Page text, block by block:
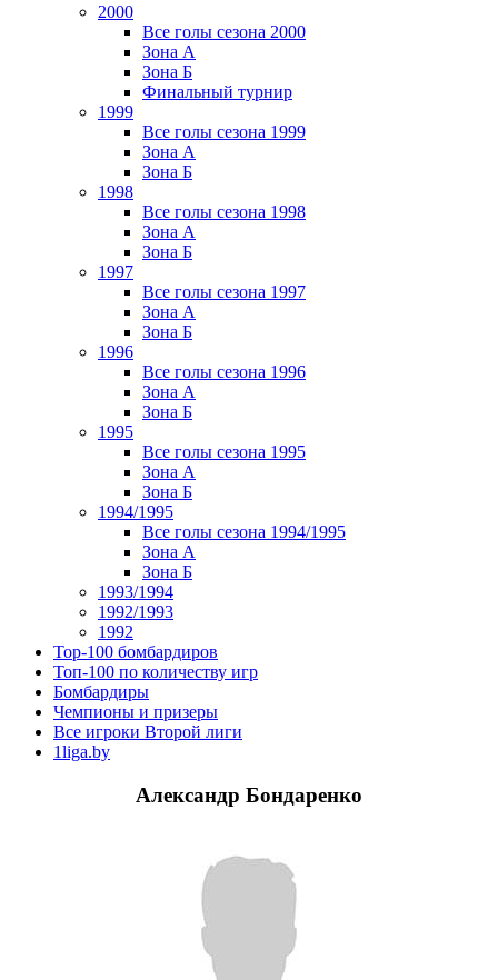
2000
Все голы сезона 2000
Зона А
Зона Б
Финальный турнир
1999
Все голы сезона 1999
Зона А
Зона Б
1998
Все голы сезона 1998
Зона А
Зона Б
1997
Все голы сезона 1997
Зона А
Зона Б
1996
Все голы сезона 1996
Зона А
Зона Б
1995
Все голы сезона 1995
Зона А
Зона Б
1994/1995
Все голы сезона 1994/1995
Зона А
Зона Б
1993/1994
1992/1993
1992
Top-100 бомбардиров
Топ-100 по количеству игр
Бомбардиры
Чемпионы и призеры
Все игроки Второй лиги
1liga.by
Александр Бондаренко